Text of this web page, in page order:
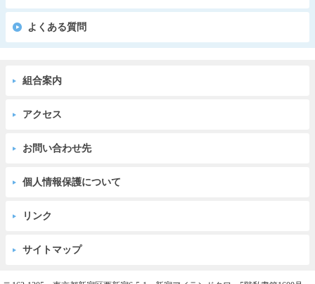
よくある質問
組合案内
アクセス
お問い合わせ先
個人情報保護について
リンク
サイトマップ